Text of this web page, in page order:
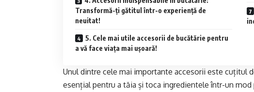
Transformă-ți gătitul într-o experiență de
neuitat!
5. Cele mai utile accesorii de bucătărie pentru
a vă face viața mai ușoară!
Unul dintre cele mai importante accesorii este cuțitul
esențial pentru a tăia și toca ingredientele într-un